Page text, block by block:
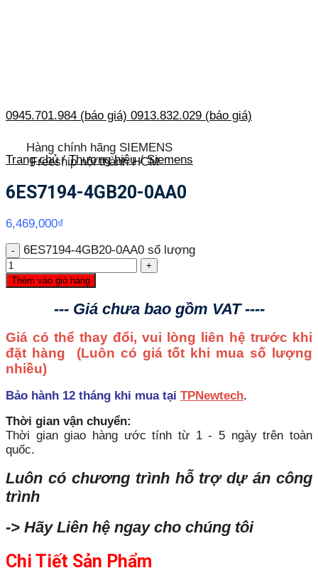
0945.701.984 (báo giá) 0913.832.029 (báo giá)
Hàng chính hãng SIEMENS
Freeship nội thành HCM
Trang chủ / Thương hiệu / Siemens
6ES7194-4GB20-0AA0
6,469,000₫
6ES7194-4GB20-0AA0 số lượng
Thêm vào giỏ hàng
--- Giá chưa bao gồm VAT ----
Giá có thể thay đổi, vui lòng liên hệ trước khi
đặt hàng (Luôn có giá tốt khi mua số lượng
nhiều)
Bảo hành 12 tháng khi mua tại TPNewtech.
Thời gian vận chuyển:
Thời gian giao hàng ước tính từ 1 - 5 ngày trên toàn
quốc.
Luôn có chương trình hỗ trợ dự án công
trình
-> Hãy Liên hệ ngay cho chúng tôi
Chi Tiết Sản Phẩm